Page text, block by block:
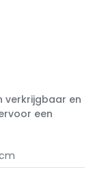
verkrijgbaar en
een